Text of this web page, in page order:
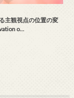
主観視点の位置の変
o…